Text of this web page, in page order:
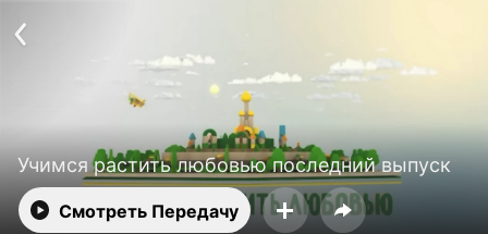
Учимся растить любовью последний выпуск
Смотреть Передачу
Пользовательское соглашение
Политика конфиденциальности
Для партнёров
Ввести промокод
Установить на ТВ
Бесплатные каналы Контакты